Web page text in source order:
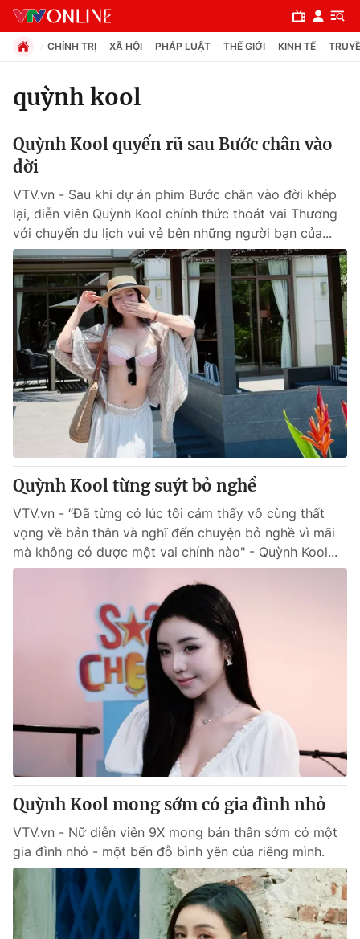
Chuyên mục
Chính trị
Xã hội
Pháp luật
Y tế
Thế giới
Tin tức
Thế giới đó đây
Câu chuyện quốc tế
Kinh tế
Thị trường
Góc doanh nghiệp
Dữ liệu và đời sống
Truyền hình
Phim VTV
Hậu trường
Giải sao mai
Giải trí
Điện ảnh
Chất lượng cuộc sống
Tuyển sinh
Học trực tuyến
Công nghệ
Hitech Công nghệ tương lai
Sản phẩm
Thị trường
Tư vấn
Giao lưu trực tuyến
Lịch phát sóng
Chuyên mục khác
Emagazine Podcast
Photo Infographic
CHÍNH TRỊ XÃ HỘI PHÁP LUẬT THẾ GIỚI KINH TẾ
quỳnh kool
Quỳnh Kool quyến rũ sau Bước chân vào
đời
VTV.vn - Sau khi dự án phim Bước chân vào đời khép
lại, diễn viên Quỳnh Kool chính thức thoát vai Thương
với chuyến du lịch vui vẻ bên những người bạn của...
Quỳnh Kool từng suýt bỏ nghề
VTV.vn - “Đã từng có lúc tôi cảm thấy vô cùng thất
vọng về bản thân và nghĩ đến chuyện bỏ nghề vì mãi
mà không có được một vai chính nào" - Quỳnh Kool...
Quỳnh Kool mong sớm có gia đình nhỏ
VTV.vn - Nữ diễn viên 9X mong bản thân sớm có một
gia đình nhỏ - một bến đỗ bình yên của riêng mình.